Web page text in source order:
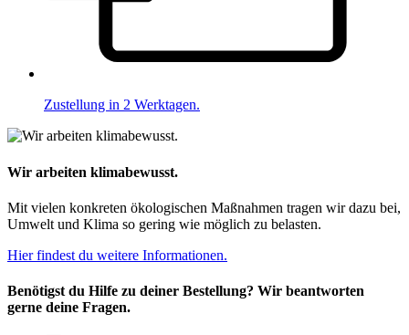
Zustellung in 2 Werktagen.
Wir arbeiten klimabewusst.
Mit vielen konkreten ökologischen Maßnahmen tragen wir dazu bei,
Umwelt und Klima so gering wie möglich zu belasten.
Hier findest du weitere Informationen.
Benötigst du Hilfe zu deiner Bestellung? Wir beantworten
gerne deine Fragen.